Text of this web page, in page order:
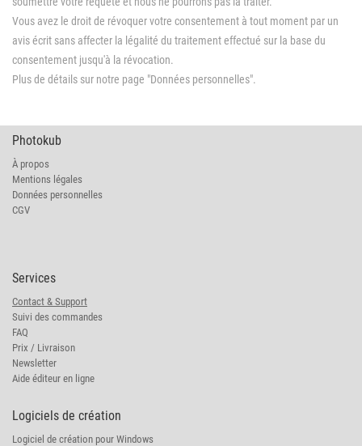
Vous avez le droit de révoquer votre consentement à tout moment par un
avis écrit sans affecter la légalité du traitement effectué sur la base du
consentement jusqu'à la révocation.
Plus de détails sur notre page "Données personnelles".
Photokub
À propos
Mentions légales
Données personnelles
CGV
Services
Contact & Support
Suivi des commandes
FAQ
Prix / Livraison
Newsletter
Aide éditeur en ligne
Logiciels de création
Logiciel de création pour Windows